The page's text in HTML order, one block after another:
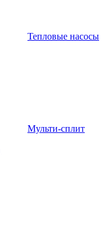
Тепловые насосы
Мульти-сплит